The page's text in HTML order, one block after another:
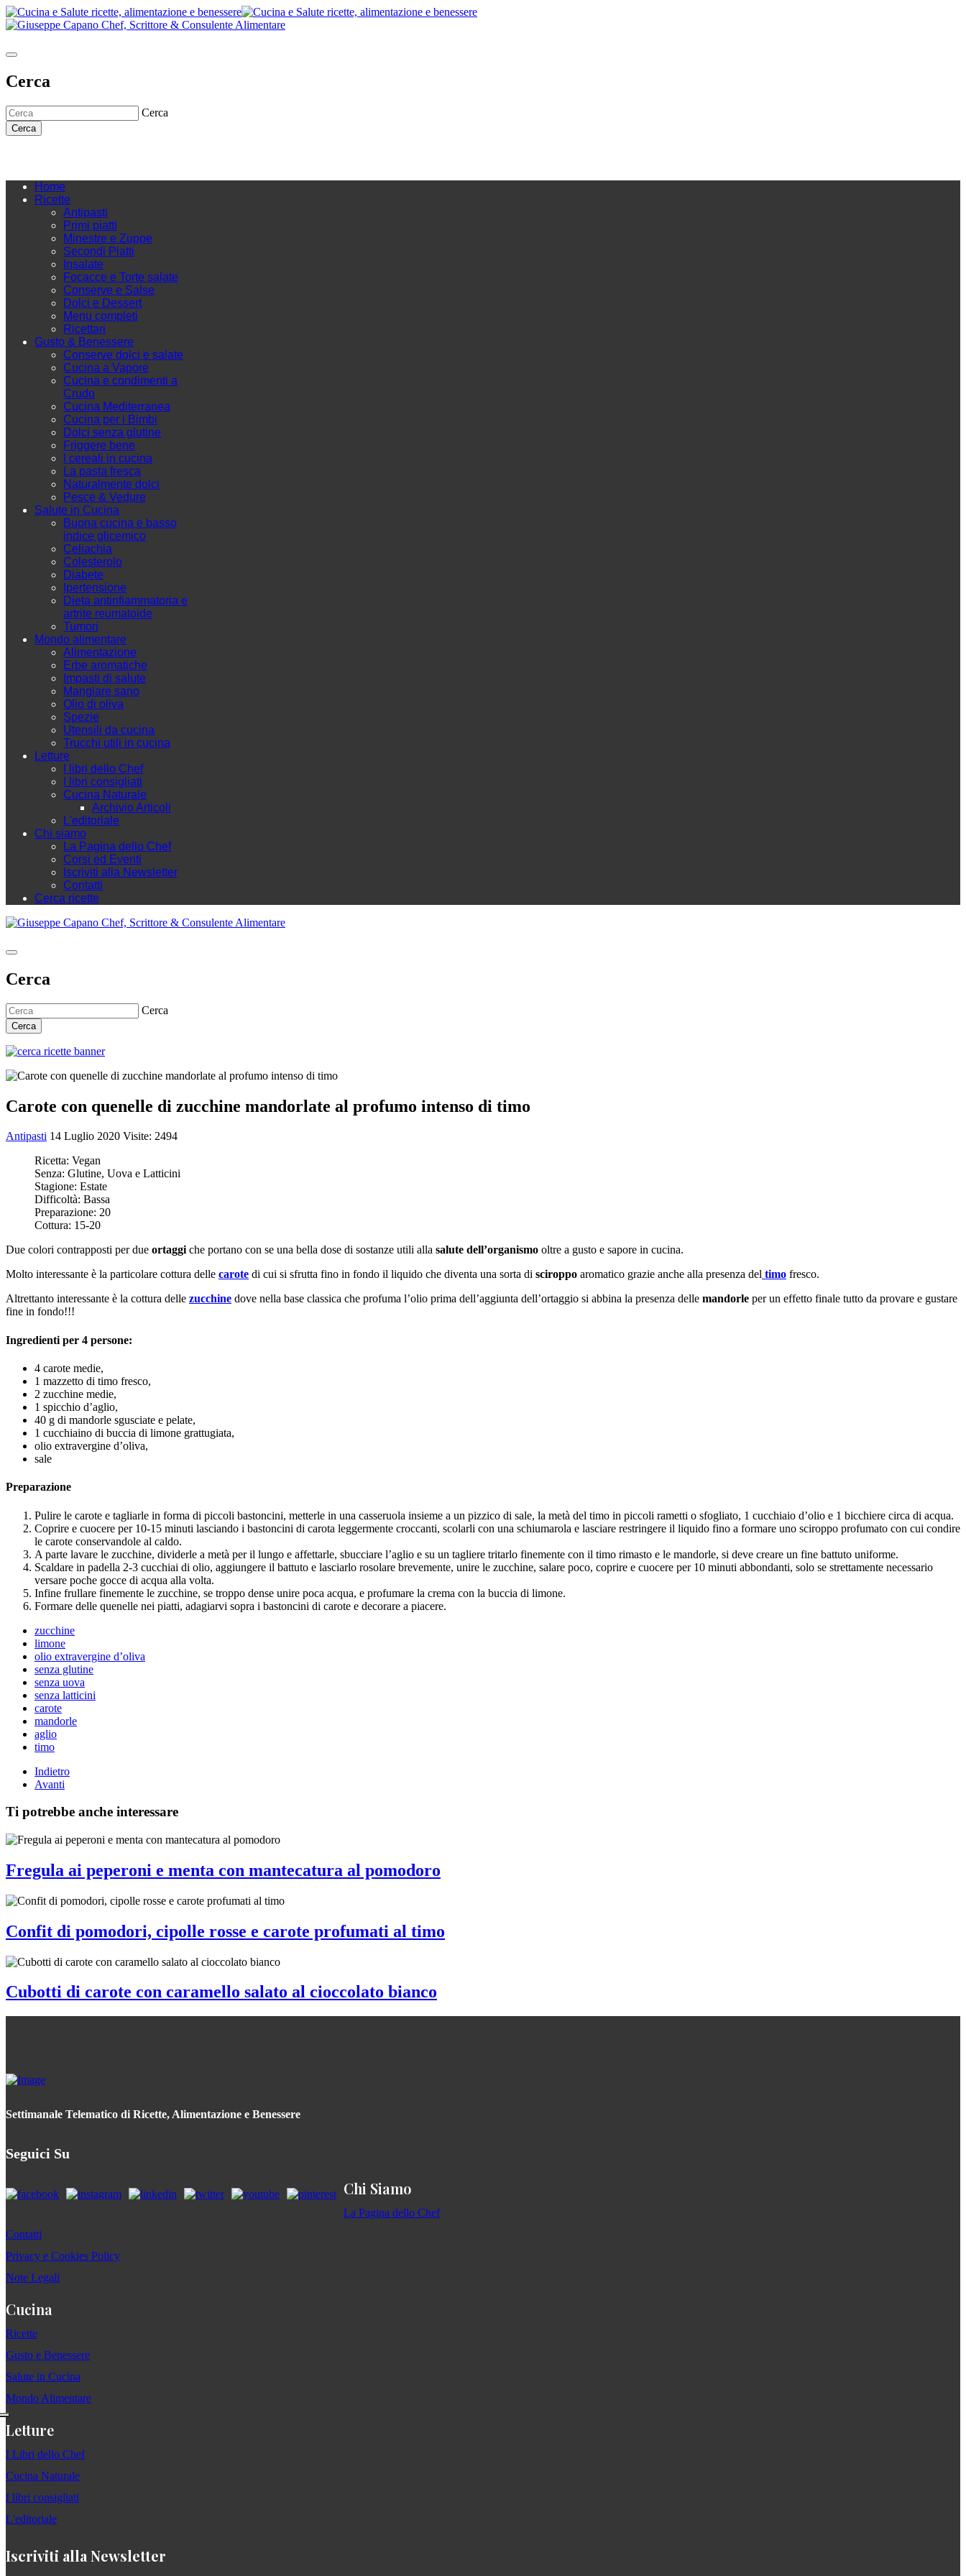
Cerca
Cerca
Cerca
Home
Ricette
Antipasti
Primi piatti
Minestre e Zuppe
Secondi Piatti
Insalate
Focacce e Torte salate
Conserve e Salse
Dolci e Dessert
Menu completi
Ricettari
Gusto & Benessere
Conserve dolci e salate
Cucina a Vapore
Cucina e condimenti a
Crudo
Cucina Mediterranea
Cucina per i Bimbi
Dolci senza glutine
Friggere bene
I cereali in cucina
La pasta fresca
Naturalmente dolci
Pesce & Vedure
Salute in Cucina
Buona cucina e basso
indice glicemico
Celiachia
Colesterolo
Diabete
Ipertensione
Dieta antinfiammatoria e
artrite reumatoide
Tumori
Mondo alimentare
Alimentazione
Erbe aromatiche
Impasti di salute
Mangiare sano
Olio di oliva
Spezie
Utensili da cucina
Trucchi utili in cucina
Letture
I libri dello Chef
I libri consigliati
Cucina Naturale
Archivio Articoli
L'editoriale
Chi siamo
La Pagina dello Chef
Corsi ed Eventi
Iscriviti alla Newsletter
Contatti
Cerca ricette
Cerca
Cerca
Cerca
Carote con quenelle di zucchine mandorlate al profumo intenso di timo
Antipasti 14 Luglio 2020 Visite: 2494
Ricetta: Vegan
Senza: Glutine, Uova e Latticini
Stagione: Estate
Difficoltà: Bassa
Preparazione: 20
Cottura: 15-20
Due colori contrapposti per due ortaggiche portano con se una bella dose di sostanze utili alla salute dell’organismo oltre a gusto e sapore in cucina.
Molto interessante è la particolare cottura delle carote di cui si sfrutta fino in fondo il liquido che diventa una sorta di sciroppo aromatico grazie anche alla presenza del timo fresco.
Altrettanto interessante è la cottura delle zucchine dove nella base classica che profuma l’olio prima dell’aggiunta dell’ortaggio si abbina la presenza delle mandorle per un effetto finale tutto da provare e gustare
fine in fondo!!!
Ingredienti per 4 persone:
4 carote medie,
1 mazzetto di timo fresco,
2 zucchine medie,
1 spicchio d’aglio,
40 g di mandorle sgusciate e pelate,
1 cucchiaino di buccia di limone grattugiata,
olio extravergine d’oliva,
sale
Preparazione
Pulire le carote e tagliarle in forma di piccoli bastoncini, metterle in una casseruola insieme a un pizzico di sale, la metà del timo in piccoli rametti o sfogliato, 1 cucchiaio d’olio e 1 bicchiere circa di acqua.
Coprire e cuocere per 10-15 minuti lasciando i bastoncini di carota leggermente croccanti, scolarli con una schiumarola e lasciare restringere il liquido fino a formare uno sciroppo profumato con cui condire
le carote conservandole al caldo.
A parte lavare le zucchine, dividerle a metà per il lungo e affettarle, sbucciare l’aglio e su un tagliere tritarlo finemente con il timo rimasto e le mandorle, si deve creare un fine battuto uniforme.
Scaldare in padella 2-3 cucchiai di olio, aggiungere il battuto e lasciarlo rosolare brevemente, unire le zucchine, salare poco, coprire e cuocere per 10 minuti abbondanti, solo se strettamente necessario
versare poche gocce di acqua alla volta.
Infine frullare finemente le zucchine, se troppo dense unire poca acqua, e profumare la crema con la buccia di limone.
Formare delle quenelle nei piatti, adagiarvi sopra i bastoncini di carote e decorare a piacere.
zucchine
limone
olio extravergine d’oliva
senza glutine
senza uova
senza latticini
carote
mandorle
aglio
timo
Indietro
Avanti
Ti potrebbe anche interessare
Fregula ai peperoni e menta con mantecatura al pomodoro
Confit di pomodori, cipolle rosse e carote profumati al timo
Cubotti di carote con caramello salato al cioccolato bianco
Settimanale Telematico di Ricette, Alimentazione e Benessere
Seguici Su
Chi Siamo
La Pagina dello Chef
Contatti
Privacy e Cookies Policy
Note Legali
Cucina
Ricette
Gusto e Benessere
Salute in Cucina
Mondo Alimentare
Letture
I Libri dello Chef
Cucina Naturale
I libri consigliati
L'editoriale
Iscriviti alla Newsletter